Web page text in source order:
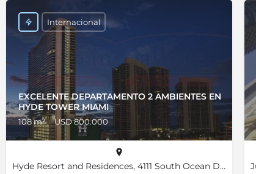
EXCELENTE DEPARTAMENTO 2 AMBIENTES EN
HYDE TOWER MIAMI
108 m² USD 800.000
Internacional
Hyde Resort and Residences, 4111 South Ocean Drive, Hollywood, Florida 33019, Estados Unidos, 25.98667, -80.11892